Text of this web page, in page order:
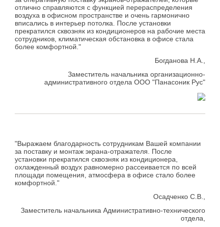
отлично справляются с функцией перераспределения
воздуха в офисном пространстве и очень гармонично
вписались в интерьер потолка. После установки
прекратился сквозняк из кондиционеров на рабочие места
сотрудников, климатическая обстановка в офисе стала
более комфортной."
Богданова Н.А.,
Заместитель начальника организационно-
административного отдела ООО "Панасоник Рус"
"Выражаем благодарность сотрудникам Вашей компании
за поставку и монтаж экрана-отражателя. После
установки прекратился сквозняк из кондиционера,
охлажденный воздух равномерно рассеивается по всей
площади помещения, атмосфера в офисе стало более
комфортной."
Осадченко С.В.,
Заместитель начальника Административно-технического
отдела,